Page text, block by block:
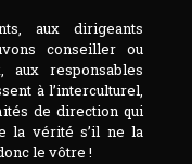
aux dirigeants
conseiller ou
aux responsables
à l’interculturel,
de direction qui
la vérité s’il ne la
le vôtre !